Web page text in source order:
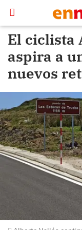
El ciclista
aspira a
nuevos